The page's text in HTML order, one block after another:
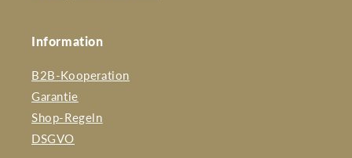
Information
B2B-Kooperation
Garantie
Shop-Regeln
DSGVO